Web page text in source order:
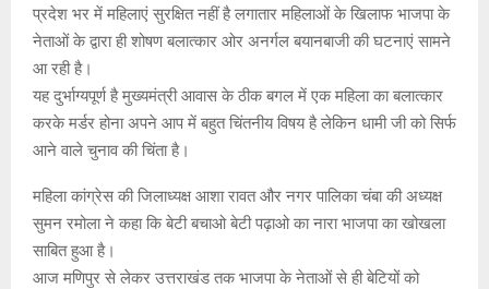
प्रदेश भर में महिलाएं सुरक्षित नहीं है लगातार महिलाओं के खिलाफ भाजपा के
नेताओं के द्वारा ही शोषण बलात्कार ओर अनर्गल बयानबाजी की घटनाएं सामने
आ रही है।
यह दुर्भाग्यपूर्ण है मुख्यमंत्री आवास के ठीक बगल में एक महिला का बलात्कार
करके मर्डर होना अपने आप में बहुत चिंतनीय विषय है लेकिन धामी जी को सिर्फ
आने वाले चुनाव की चिंता है।
महिला कांग्रेस की जिलाध्यक्ष आशा रावत और नगर पालिका चंबा की अध्यक्ष
सुमन रमोला ने कहा कि बेटी बचाओ बेटी पढ़ाओ का नारा भाजपा का खोखला
साबित हुआ है।
आज मणिपुर से लेकर उत्तराखंड तक भाजपा के नेताओं से ही बेटियों को